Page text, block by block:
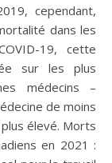
cependant,
dans les
19, cette
sur les plus
médecins –
de moins
élevé. Morts
en 2021 :